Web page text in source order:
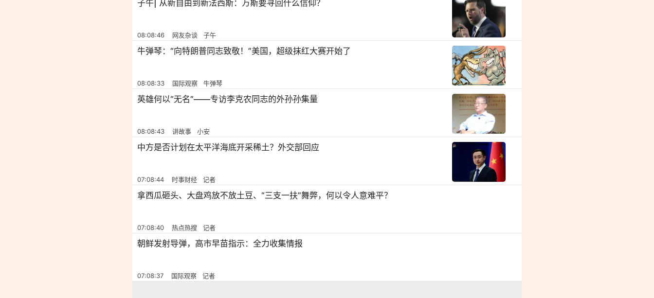
子午| 从新自由到新法西斯：万斯要寻回什么信仰？
08:08:46 网友杂谈 子午
牛弹琴：“向特朗普同志致敬！”美国，超级抹红大赛开始了
08:08:33 国际观察 牛弹琴
英雄何以“无名”——专访李克农同志的外孙孙集量
08:08:43 讲故事 小安
中方是否计划在太平洋海底开采稀土？外交部回应
07:08:44 时事财经 记者
拿西瓜砸头、大盘鸡放不放土豆、“三支一扶”舞弊，何以令人意难平？
07:08:40 热点热搜 记者
朝鲜发射导弹，高市早苗指示：全力收集情报
07:08:37 国际观察 记者